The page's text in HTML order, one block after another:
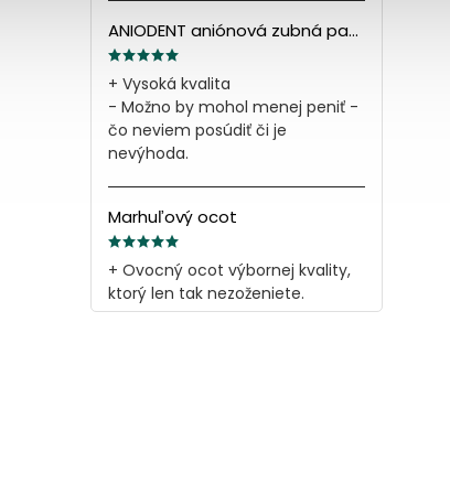
ANIODENT aniónová zubná pasta s minerálnymi soľami 165g
+ Vysoká kvalita
- Možno by mohol menej peniť -
čo neviem posúdiť či je
nevýhoda.
Marhuľový ocot
+ Ovocný ocot výbornej kvality,
ktorý len tak nezoženiete.
Bezgluténová NAŠA KAŠA
3,49 €
Do košíka
Bezlepková raňajková kaša s